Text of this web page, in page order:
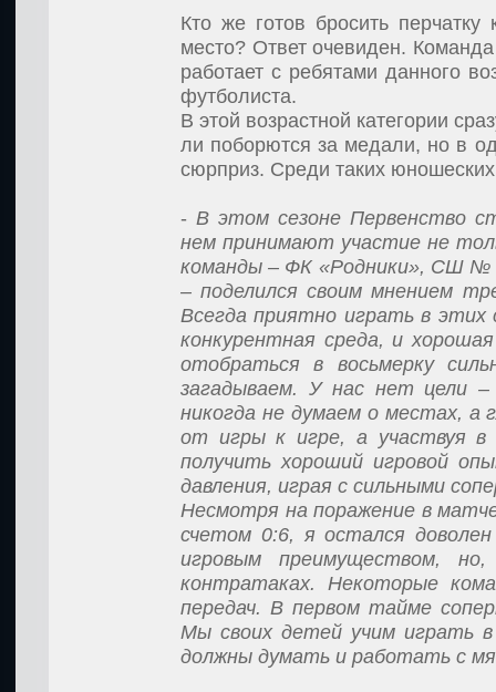
Кто же готов бросить
место? Ответ очевиден.
работает с ребятами данного
футболиста.
В этой возрастной категории
ли поборются за медали, но в
сюрприз. Среди таких
- В этом сезоне Первенство
нем принимают участие не
команды – ФК «Родники», СШ №
– поделился своим мнением
Всегда приятно играть в этих
конкурентная среда, и
отобраться в восьмерку
загадываем. У нас нет цели
никогда не думаем о местах, а
от игры к игре, а участвуя
получить хороший игровой
давления, играя с сильными
Несмотря на поражение в
счетом 0:6, я остался
игровым преимуществом,
контратаках. Некоторые
передач. В первом тайме
Мы своих детей учим играть
должны думать и работать с